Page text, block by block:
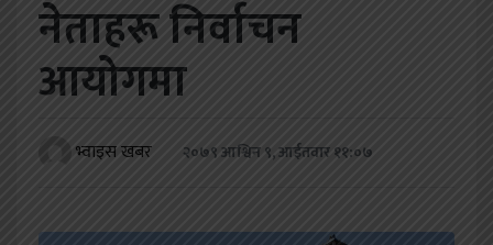
अन्य
नेताहरू निर्वाचन
आयोगमा
भ्वाइस खबर २०७९ आश्विन ९, आईतवार ११:०७